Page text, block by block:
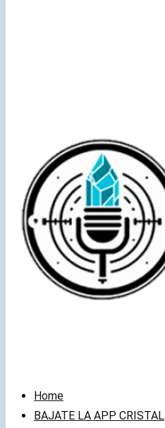
Home
BAJATE LA APP CRISTAL